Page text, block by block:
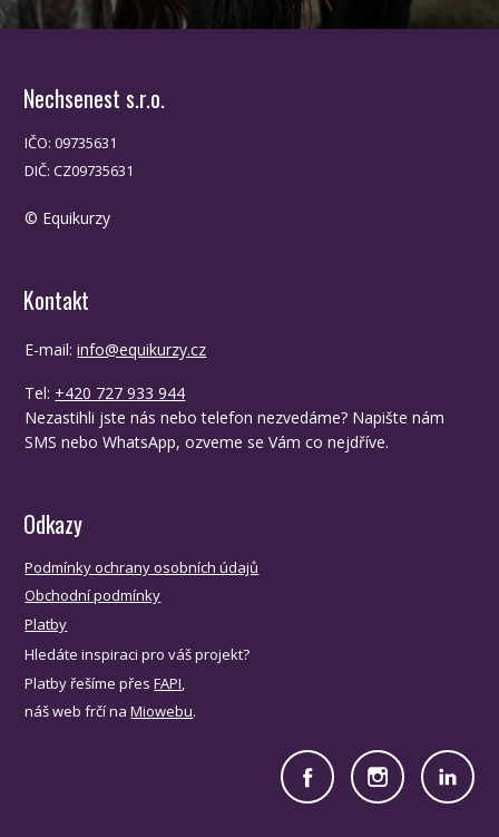
Nechsenest s.r.o.
IČO: 09735631
DIČ: CZ09735631
© Equikurzy
Kontakt
E-mail:info@equikurzy.cz
Tel: +420 727 933 944
Nezastihli jste nás nebo telefon nezvedáme? Napište nám
SMS nebo WhatsApp, ozveme se Vám co nejdříve.
Odkazy
Podmínky ochrany osobních údajů
Obchodní podmínky
Platby
Hledáte inspiraci pro váš projekt?
Platby řešíme přesFAPI,
náš web frčí naMiowebu.